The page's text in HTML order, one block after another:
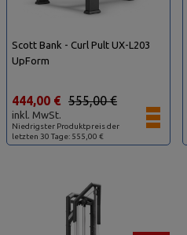
Scott Bank - Curl Pult UX-L203
UpForm
Niedrigster Produktpreis der
letzten 30 Tage: 555,00 €
555,00 €
444,00 €
inkl. MwSt.